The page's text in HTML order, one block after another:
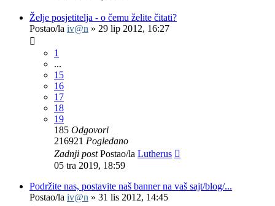
Želje posjetitelja - o čemu želite čitati?
Postao/la iv@n » 29 lip 2012, 16:27
1
...
15
16
17
18
19
185 Odgovori
216921 Pogledano
Zadnji postPostao/la Lutherus
05 tra 2019, 18:59
Podržite nas, postavite naš banner na vaš sajt/blog/...
Postao/la iv@n » 31 lis 2012, 14:45